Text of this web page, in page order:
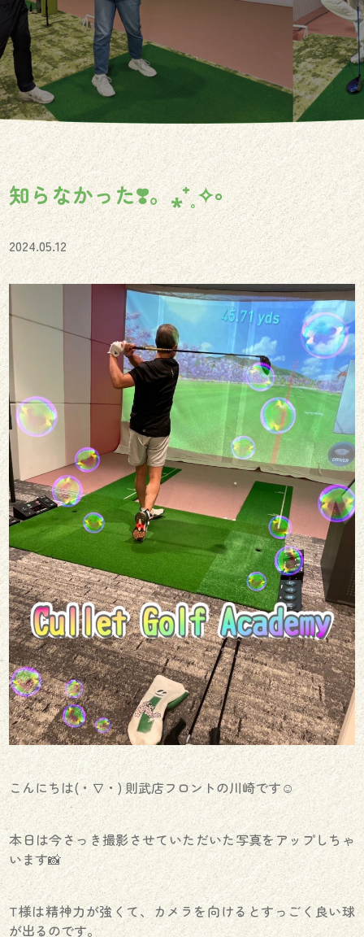
知らなかった❣️。⁎⁺˳✧༚
2024.05.12
こんにちは(・∇・) 則武店フロントの川崎です☺︎
本日は今さっき撮影させていただいた写真をアップしちゃ
います📸
T様は精神力が強くて、カメラを向けるとすっごく良い球
が出るのです。